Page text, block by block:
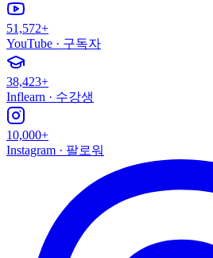
51,572+
YouTube · 구독자
38,423+
Inflearn · 수강생
10,000+
Instagram · 팔로워